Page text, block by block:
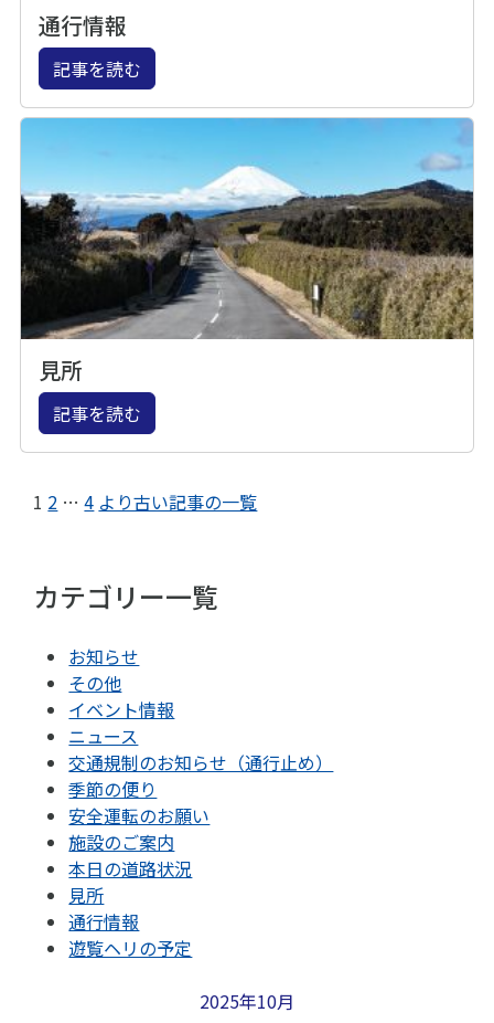
通行情報
記事を読む
見所
記事を読む
1 2 … 4 より古い記事の一覧
カテゴリー一覧
お知らせ
その他
イベント情報
ニュース
交通規制のお知らせ（通行止め）
季節の便り
安全運転のお願い
施設のご案内
本日の道路状況
見所
通行情報
遊覧ヘリの予定
2025年10月